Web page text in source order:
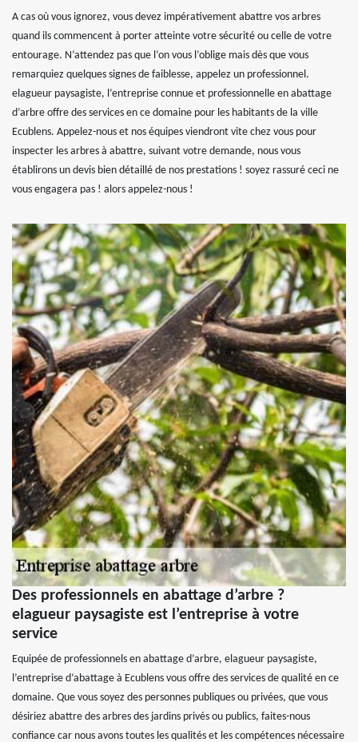
A cas où vous ignorez, vous devez impérativement abattre vos arbres
quand ils commencent à porter atteinte votre sécurité ou celle de votre
entourage. N’attendez pas que l’on vous l’oblige mais dès que vous
remarquiez quelques signes de faiblesse, appelez un professionnel.
elagueur paysagiste, l’entreprise connue et professionnelle en abattage
d’arbre offre des services en ce domaine pour les habitants de la ville
Ecublens. Appelez-nous et nos équipes viendront vite chez vous pour
inspecter les arbres à abattre, suivant votre demande, nous vous
établirons un devis bien détaillé de nos prestations ! soyez rassuré ceci ne
vous engagera pas ! alors appelez-nous !
Des professionnels en abattage d’arbre ?
elagueur paysagiste est l’entreprise à votre
service
Equipée de professionnels en abattage d’arbre, elagueur paysagiste,
l’entreprise d’abattage à Ecublens vous offre des services de qualité en ce
domaine. Que vous soyez des personnes publiques ou privées, que vous
désiriez abattre des arbres des jardins privés ou publics, faites-nous
confiance car nous avons toutes les qualités et les compétences nécessaire